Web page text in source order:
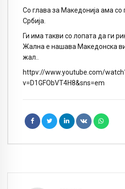
Со глава за Македонија ама со
Србија.
Ги има такви со лопата да ги
Жална е нашава Македонска
жал..
httpv://www.youtube.com/
v=D1GFObVT4H8&sns=em